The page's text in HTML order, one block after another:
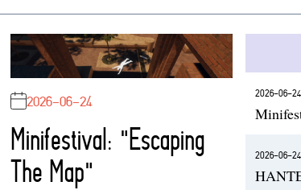
2026-06-24
Minifestival: "Escaping
The Map"
2026-06-24
2026-06-24